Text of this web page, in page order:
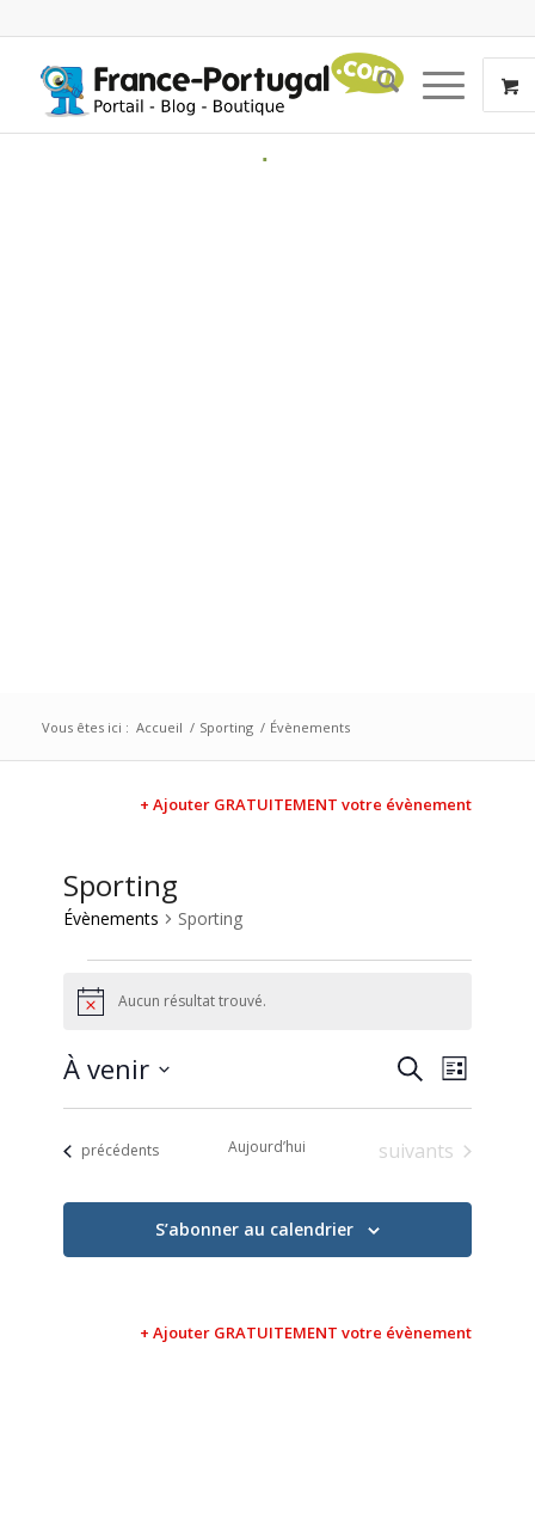
Vous êtes ici : Accueil / Sporting / Évènements
+ Ajouter GRATUITEMENT votre évènement
Sporting
Évènements Sporting
NoticeAucun résultat trouvé.
et
vues
Recherche
de
vues
Liste
À venir
date.Évènements
précédents Aujourd’hui Évènements
suivants
S’abonner au calendrier
+ Ajouter GRATUITEMENT votre évènement